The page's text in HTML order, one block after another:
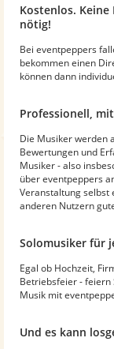
Kostenlos.
nötig!
Bei eventpeppers
bekommen einen
können dann
Professionell,
Die Musiker werden
Bewertungen und
Musiker - also
über eventpeppers
Veranstaltung selbst
anderen Nutzern
Solomusiker für
Egal ob Hochzeit,
Betriebsfeier - feiern
Musik mit
Und es kann